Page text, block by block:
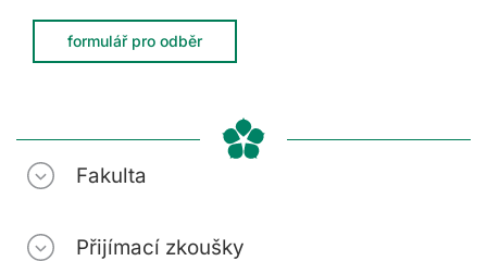
formulář pro odběr
Fakulta
Přijímací zkoušky